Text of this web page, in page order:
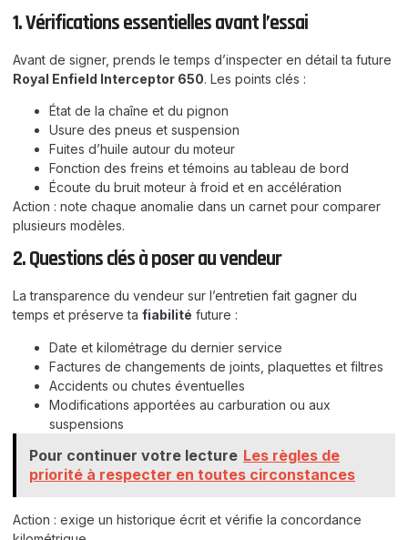
1. Vérifications essentielles avant l’essai
Avant de signer, prends le temps d’inspecter en détail ta future
Royal Enfield Interceptor 650. Les points clés :
État de la chaîne et du pignon
Usure des pneus et suspension
Fuites d’huile autour du moteur
Fonction des freins et témoins au tableau de bord
Écoute du bruit moteur à froid et en accélération
Action : note chaque anomalie dans un carnet pour comparer
plusieurs modèles.
2. Questions clés à poser au vendeur
La transparence du vendeur sur l’entretien fait gagner du
temps et préserve ta fiabilité future :
Date et kilométrage du dernier service
Factures de changements de joints, plaquettes et filtres
Accidents ou chutes éventuelles
Modifications apportées au carburation ou aux
suspensions
Pour continuer votre lecture Les règles de
priorité à respecter en toutes circonstances
Action : exige un historique écrit et vérifie la concordance